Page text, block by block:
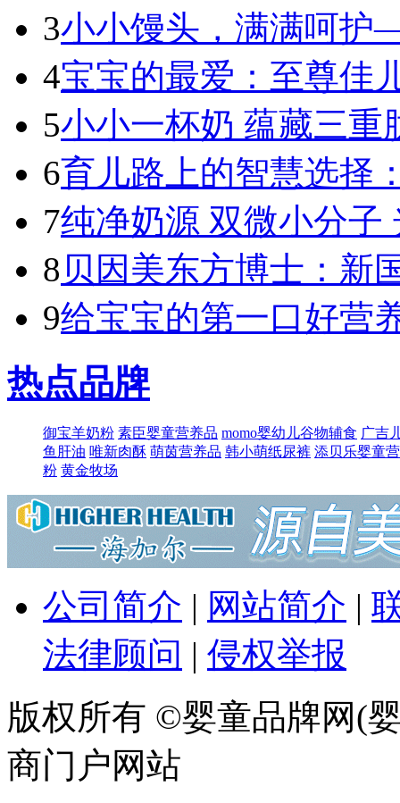
3小小馒头，满满呵
4宝宝的最爱：至尊佳
5小小一杯奶 蕴藏三
6育儿路上的智慧选择
7纯净奶源 双微小分子
8 贝因美东方博士：新
9给宝宝的第一口好营
热点品牌
御宝羊奶粉 素臣婴童营养品 momo婴幼儿谷物辅食 广吉
鱼肝油 唯新肉酥 萌​茵营养品 韩小萌纸尿裤 添贝乐婴童
粉 黄金牧场
公司简介 | 网站简介 |
法律顾问 | 侵权举报
版权所有 ©婴童品牌网(
商门户网站